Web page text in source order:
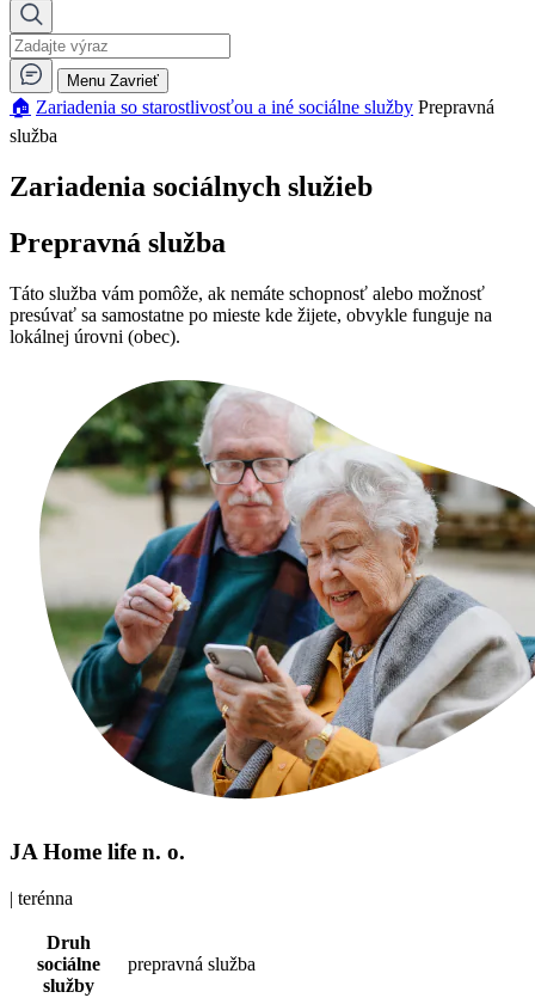
Menu Zavrieť
🏠︎ Zariadenia so starostlivosťou a iné sociálne služby Prepravná
služba
Zariadenia sociálnych služieb
Prepravná služba
Táto služba vám pomôže, ak nemáte schopnosť alebo možnosť
presúvať sa samostatne po mieste kde žijete, obvykle funguje na
lokálnej úrovni (obec).
JA Home life n. o.
| terénna
Druh
sociálne
služby
prepravná služba